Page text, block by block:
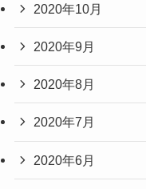
2020年10月
2020年9月
2020年8月
2020年7月
2020年6月